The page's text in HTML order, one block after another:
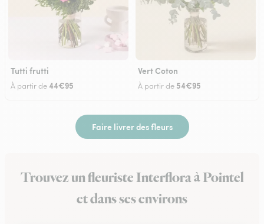
Tutti frutti
À partir de44€95
Vert Coton
À partir de 54€95
Faire livrer des fleurs
Trouvez un fleuriste Interflora à Pointel
et dans ses environs